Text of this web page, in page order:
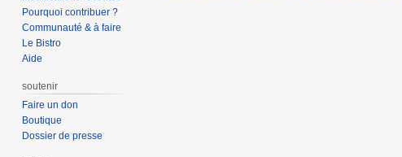
Pourquoi contribuer ?
Communauté & à faire
Le Bistro
Aide
soutenir
Faire un don
Boutique
Dossier de presse